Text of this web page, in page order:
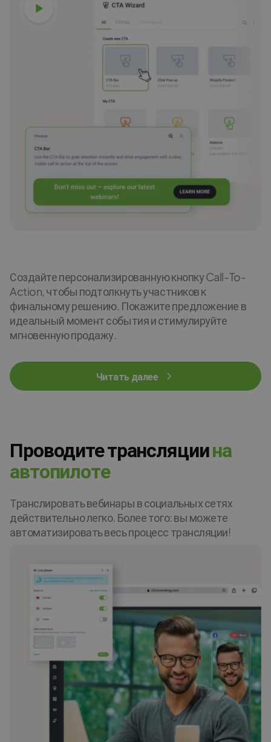
Смотреть видео
Создайте персонализированную кнопку Call-To-
Action, чтобы подтолкнуть участников к
финальному решению. Покажите предложение в
идеальный момент события и стимулируйте
мгновенную продажу.
Читать далее
Проводите трансляциина
автопилоте
Транслировать вебинары в социальных сетях
действительно легко. Более того: вы можете
автоматизировать весь процесс трансляции!